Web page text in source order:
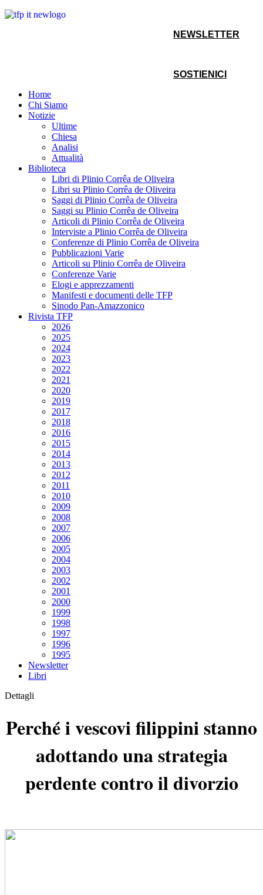
NEWSLETTER
SOSTIENICI
Home
Chi Siamo
Notizie
Ultime
Chiesa
Analisi
Attualità
Biblioteca
Libri di Plinio Corrêa de Oliveira
Libri su Plinio Corrêa de Oliveira
Saggi di Plinio Corrêa de Oliveira
Saggi su Plinio Corrêa de Oliveira
Articoli di Plinio Corrêa de Oliveira
Interviste a Plinio Corrêa de Oliveira
Conferenze di Plinio Corrêa de Oliveira
Pubblicazioni Varie
Articoli su Plinio Corrêa de Oliveira
Conferenze Varie
Elogi e apprezzamenti
Manifesti e documenti delle TFP
Sinodo Pan-Amazzonico
Rivista TFP
2026
2025
2024
2023
2022
2021
2020
2019
2017
2018
2016
2015
2014
2013
2012
2011
2010
2009
2008
2007
2006
2005
2004
2003
2002
2001
2000
1999
1998
1997
1996
1995
Newsletter
Libri
Dettagli
Perché i vescovi filippini stanno
adottando una strategia
perdente contro il divorzio